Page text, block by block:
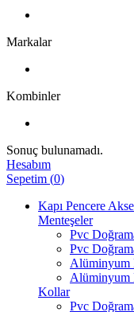
Markalar
Kombinler
Sonuç bulunamadı.
Hesabım
Sepetim (0)
Kapı Pencere
Menteşeler
Pvc
Pvc
Alüminyum
Alüminyum
Kollar
Pvc